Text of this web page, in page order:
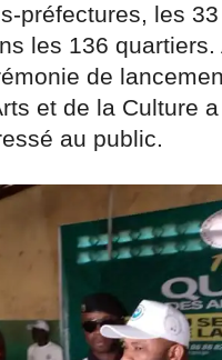
préfectures, les
les 136 quartiers.
de
et de la Culture
au public.